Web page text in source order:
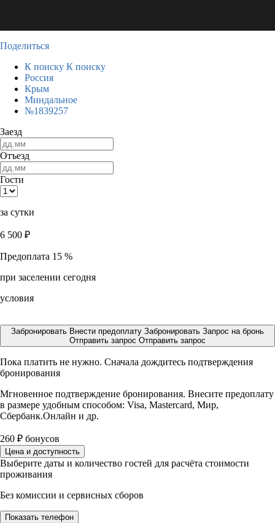
Поделиться
К поиску К поиску
Россия
Крым
Миндальное
№1839257
Заезд
Отъезд
Гости
за сутки
6 500 ₽
Предоплата 15 %
при заселении сегодня
условия
Забронировать Внести предоплату Забронировать Запрос на бронь
Отправить запрос Отправить запрос
Пока платить не нужно. Сначала дождитесь подтверждения
бронирования
Мгновенное подтверждение бронирования. Внесите предоплату
в размере удобным способом: Visa, Mastercard, Мир,
Сбербанк.Онлайн и др.
260 ₽ бонусов
Цена и доступность
Выберите даты и количество гостей для расчёта стоимости
проживания
Без комиссии и сервисных сборов
Показать телефон